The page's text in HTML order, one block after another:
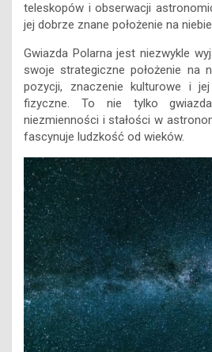
teleskopów i obserwacji
jej dobrze znane położenie na
Gwiazda Polarna jest niezwykle
swoje strategiczne położenie na
pozycji, znaczenie kulturowe i jej
fizyczne. To nie tylko
niezmienności i stałości w
fascynuje ludzkość od wieków.